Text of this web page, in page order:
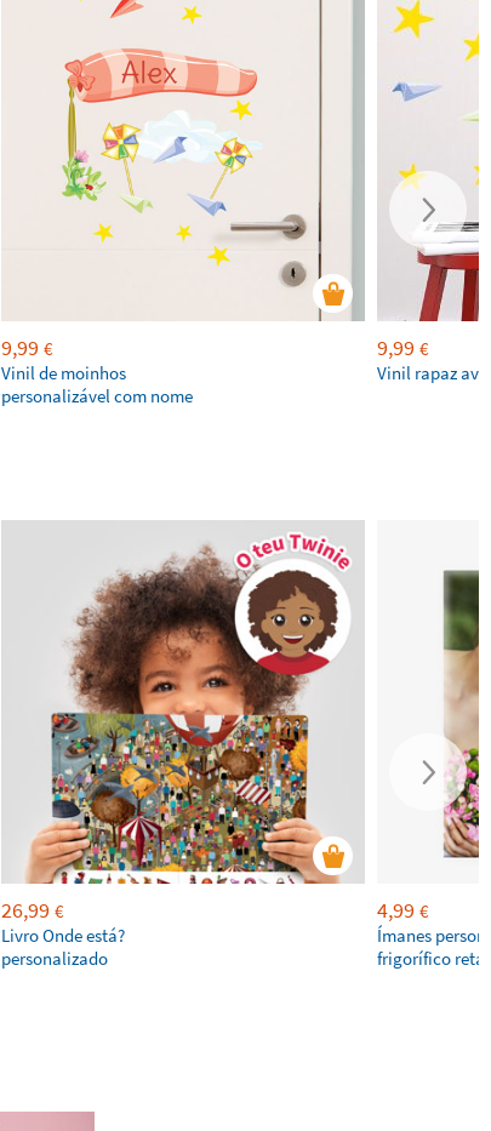
9,99 €
Vinil de moinhos
personalizável com nome
9,99 €
Vinil rapaz
26,99 €
Livro Onde está?
personalizado
4,99 €
Ímanes
frigorífico